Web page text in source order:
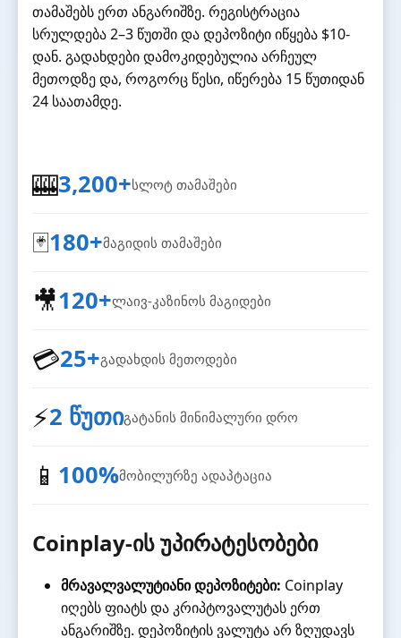
თამაშებს ერთ ანგარიშზე. რეგისტრაცია
სრულდება 2–3 წუთში და დეპოზიტი იწყება $10-
დან. გადახდები დამოკიდებულია არჩეულ
მეთოდზე და, როგორც წესი, იწერება 15 წუთიდან
24 საათამდე.
🎰3,200+სლოტ თამაშები
🃏180+მაგიდის თამაშები
🎥120+ლაივ-კაზინოს მაგიდები
💳25+გადახდის მეთოდები
⚡2 წუთიგატანის მინიმალური დრო
📱 100%მობილურზე ადაპტაცია
Coinplay-ის უპირატესობები
მრავალვალუტიანი დეპოზიტები: Coinplay
იღებს ფიატს და კრიპტოვალუტას ერთ
ანგარიშზე. დეპოზიტის ვალუტა არ ზღუდავს